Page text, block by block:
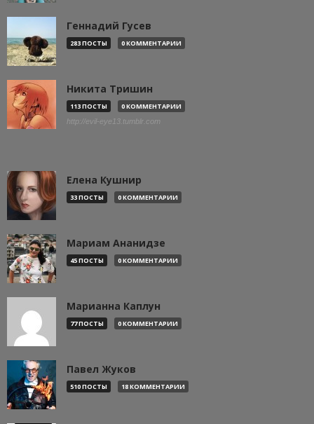
Геннадий Гусев
283 ПОСТЫ 0 КОММЕНТАРИИ
Никита Тришин
113 ПОСТЫ 0 КОММЕНТАРИИ
http://evil-eye13.tumblr.com
Елена Кушнир
33 ПОСТЫ 0 КОММЕНТАРИИ
Мариам Ананидзе
45 ПОСТЫ 0 КОММЕНТАРИИ
Марианна Каплун
77 ПОСТЫ 0 КОММЕНТАРИИ
Павел Жуков
510 ПОСТЫ 18 КОММЕНТАРИИ